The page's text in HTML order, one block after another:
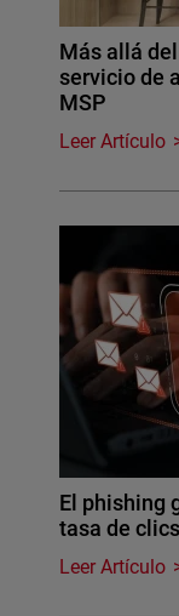
Más allá
servicio de
MSP
Leer Artículo
El phishing
tasa de
Leer Artículo